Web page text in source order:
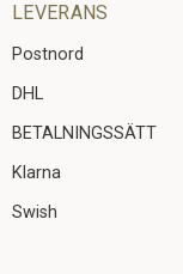
LEVERANS
Postnord
DHL
BETALNINGSSÄTT
Klarna
Swish